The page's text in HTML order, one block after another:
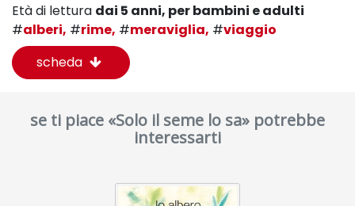
Età di lettura dai 5 anni, per bambini e adulti
#alberi, #rime, #meraviglia, #viaggio
scheda
se ti piace «Solo il seme lo sa» potrebbe
interessarti